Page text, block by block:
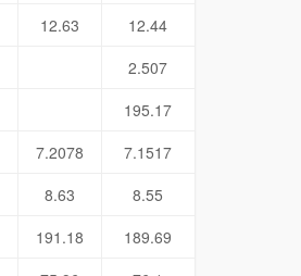
12.63
12.44
2.507
195.17
7.2078
7.1517
8.63
8.55
191.18
189.69